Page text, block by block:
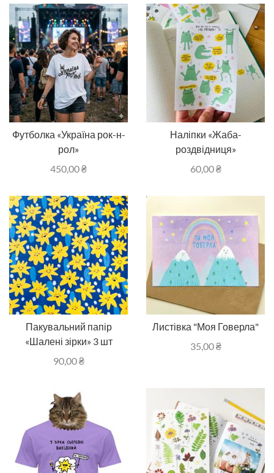
Футболка «Україна рок-н-
рол»
450,00₴
Наліпки «Жаба-
роздвідниця»
60,00₴
Пакувальний папір
«Шалені зірки» 3 шт
90,00₴
Листівка "Моя Говерла"
35,00₴